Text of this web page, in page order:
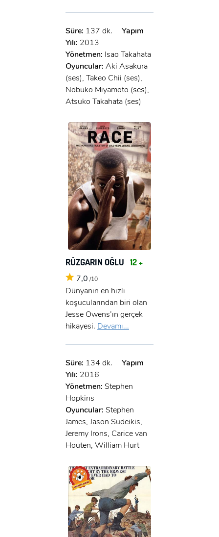
Süre: 137 dk.
Yapım
Yılı: 2013
Yönetmen: Isao Takahata
Oyuncular: Aki Asakura
(ses), Takeo Chii (ses),
Nobuko Miyamoto (ses),
Atsuko Takahata (ses)
RÜZGARIN OĞLU 12 +
7,0 /10
Dünyanın en hızlı
koşucularından biri olan
Jesse Owens’ın gerçek
hikayesi. Devamı...
Süre: 134 dk.
Yapım
Yılı: 2016
Yönetmen: Stephen
Hopkins
Oyuncular: Stephen
James, Jason Sudeikis,
Jeremy Irons, Carice van
Houten, William Hurt